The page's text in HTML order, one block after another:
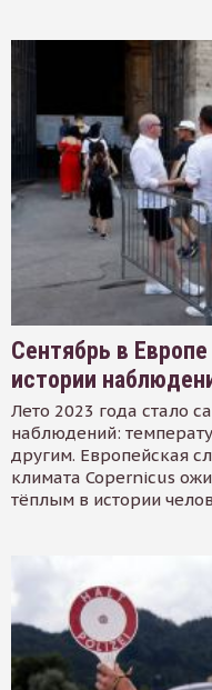
Сентябрь в
истории
Лето 2023 года стало
наблюдений:
другим. Европейская
климата Copernicus
тёплым в истории